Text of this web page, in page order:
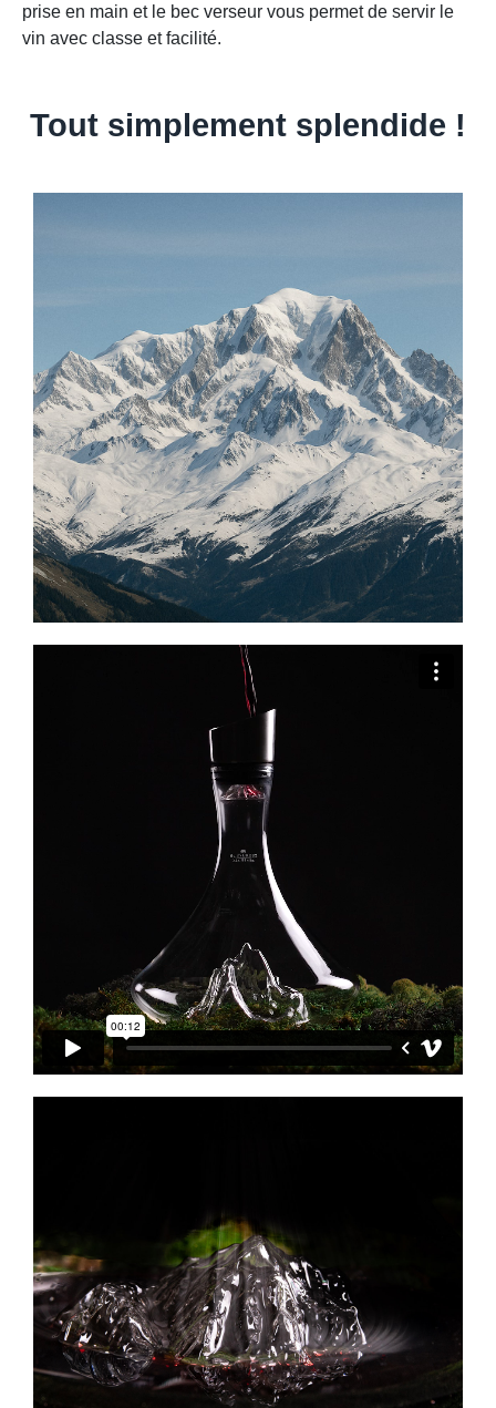
prise en main et le bec verseur vous permet de servir le
vin avec classe et facilité.
Tout simplement splendide !